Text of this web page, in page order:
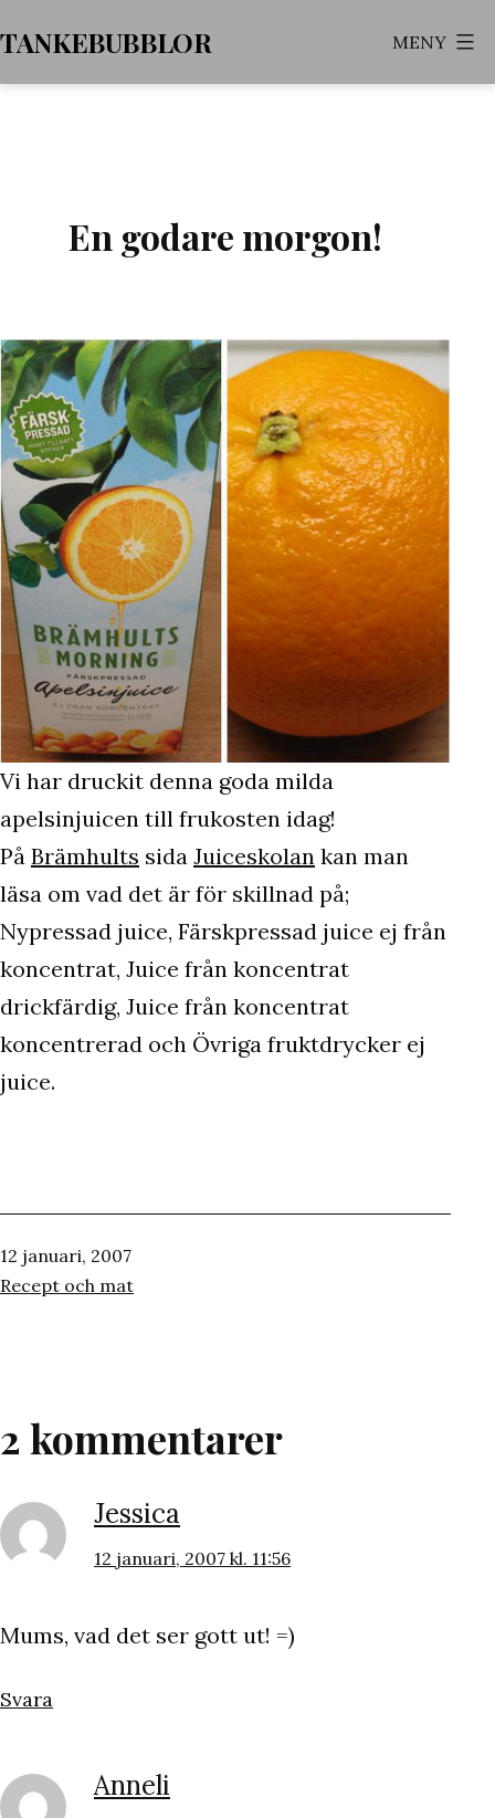
till
innehåll
TANKEBUBBLOR MENY
En godare morgon!
Vi har druckit denna goda milda
apelsinjuicen till frukosten idag!
På Brämhults sida Juiceskolan kan man
läsa om vad det är för skillnad på;
Nypressad juice, Färskpressad juice ej från
koncentrat, Juice från koncentrat
drickfärdig, Juice från koncentrat
koncentrerad och Övriga fruktdrycker ej
juice.
Publicerat
den
12 januari, 2007
Kategoriserat
Recept och mat
2 kommentarer
Jessica
12 januari, 2007 kl. 11:56
Mums, vad det ser gott ut! =)
Svara
Anneli